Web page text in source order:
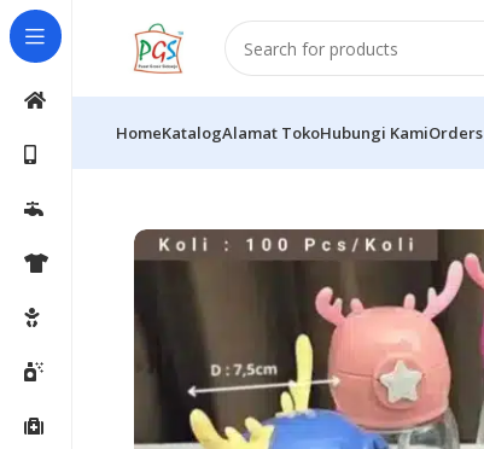
HomeKatalogAlamat TokoHubungi KamiOrders